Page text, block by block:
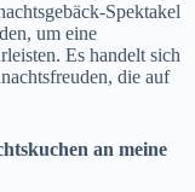
Spektakel
um eine
Es handelt sich
die auf
an meine